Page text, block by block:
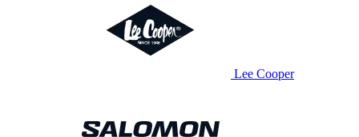
Lee Cooper